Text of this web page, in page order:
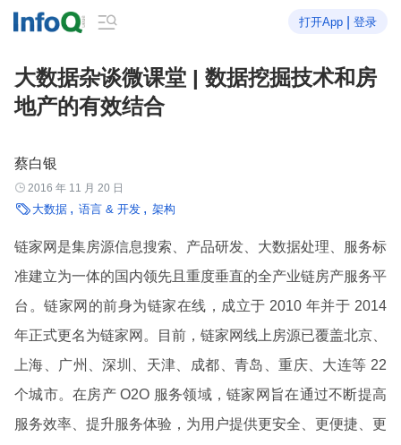
 打开App 登录
大数据杂谈微课堂 | 数据挖掘技术和房
地产的有效结合
蔡白银
 2016 年 11 月 20 日
 大数据 语言 & 开发 架构
链家网是集房源信息搜索、产品研发、大数据处理、服务标
准建立为一体的国内领先且重度垂直的全产业链房产服务平
台。链家网的前身为链家在线，成立于 2010 年并于 2014
年正式更名为链家网。目前，链家网线上房源已覆盖北京、
上海、广州、深圳、天津、成都、青岛、重庆、大连等 22
个城市。在房产 O2O 服务领域，链家网旨在通过不断提高
服务效率、提升服务体验，为用户提供更安全、更便捷、更